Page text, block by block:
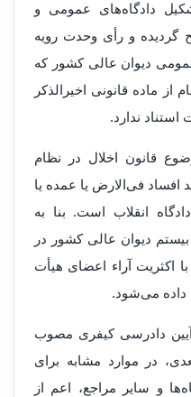
تشکیل دادگاه‌های عمومی و
نسخ صریح گردیده و رأی وحدت رویه
۱۳۸۶/۷/۲۴ هیأت عمومی دیوان عالی کشور که
از ماده قانونی اخیرالذکر
ندارد.
قانون اخلال در نظام
افساد فی‌الارض یا عمده یا
انقلاب است. بنا به
دیوان عالی کشور در
اکثریت آراء اعضای هیأت
می‌شود.
ماده ۴۷۱ قانون آیین دادرسی کیفری مصوب
بعدی، در موارد مشابه برای
و سایر مراجع، اعم از